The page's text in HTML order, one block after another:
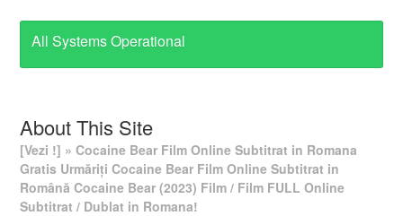
All Systems Operational
About This Site
[Vezi !] » Cocaine Bear Film Online Subtitrat in Romana
Gratis Urmăriți Cocaine Bear Film Online Subtitrat in
Română Cocaine Bear (2023) Film / Film FULL Online
Subtitrat / Dublat in Romana!